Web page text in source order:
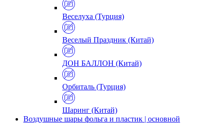
Веселуха (Турция)
Веселый Праздник (Китай)
ДОН БАЛЛОН (Китай)
Орбиталь (Турция)
Шаринг (Китай)
Воздушные шары фольга и пластик | основной